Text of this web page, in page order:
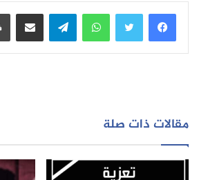
اسماعيل ان محلية جبل اولياء
الاشتراطات المطلوبة واثبتت القدرة
للنظافة بالساحة الخضراء في
تصبح هذه الشركة مسئولة كليا عن
واتساب تيلقرام مشاركة عبر
مقالات ذات صلة